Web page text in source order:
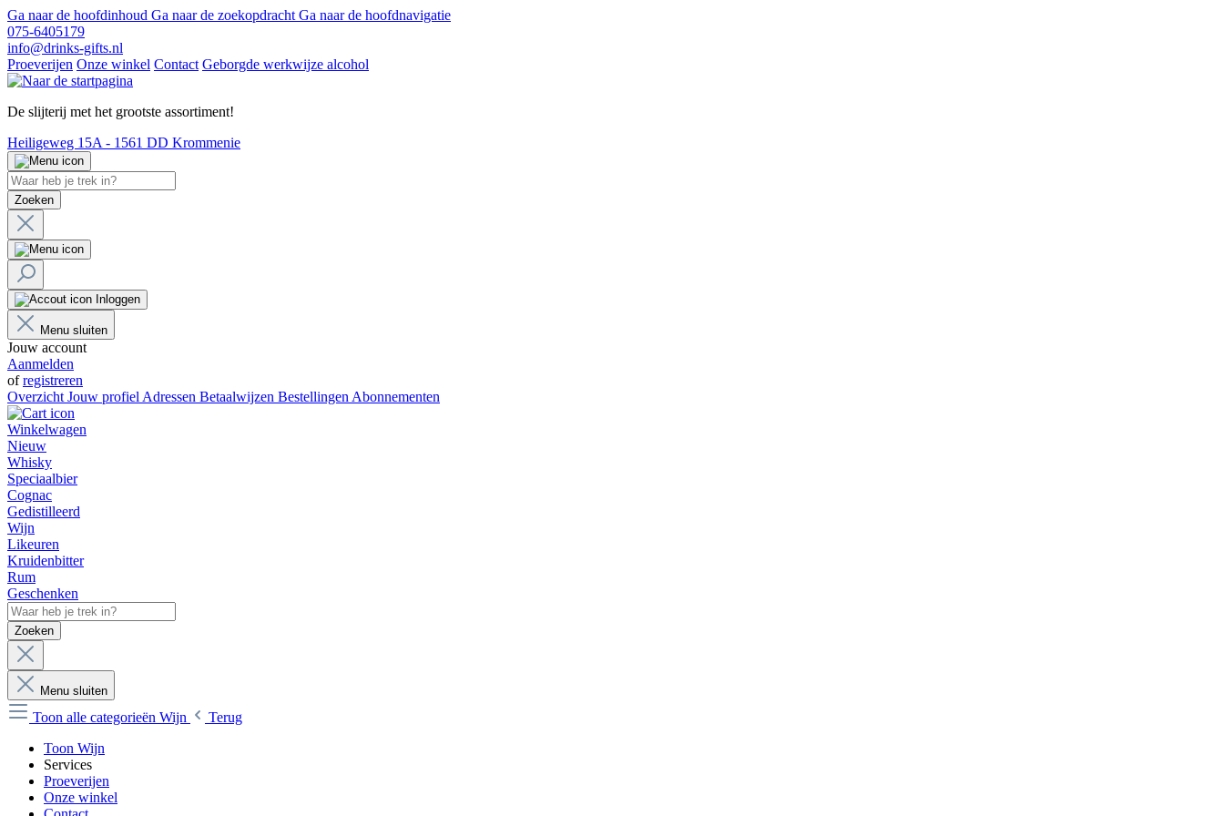
Ga naar de hoofdinhoud Ga naar de zoekopdracht Ga naar de hoofdnavigatie
075-6405179
info@drinks-gifts.nl
Proeverijen Onze winkel Contact Geborgde werkwijze alcohol
De slijterij met het grootste assortiment!
Heiligeweg 15A - 1561 DD Krommenie
Zoeken
Inloggen
Menu sluiten
Jouw account
Aanmelden
ofregistreren
Overzicht Jouw profiel Adressen Betaalwijzen Bestellingen Abonnementen
Winkelwagen
Nieuw
Whisky
Speciaalbier
Cognac
Gedistilleerd
Wijn
Likeuren
Kruidenbitter
Rum
Geschenken
Zoeken
Menu sluiten
Toon alle categorieën Wijn
Terug
Toon Wijn
Services
Proeverijen
Onze winkel